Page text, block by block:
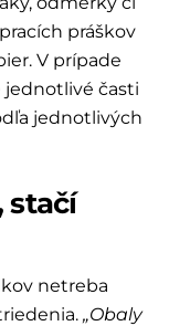
práškov
V prípade
jednotlivé časti
jednotlivých
stačí
netreba
„Obaly